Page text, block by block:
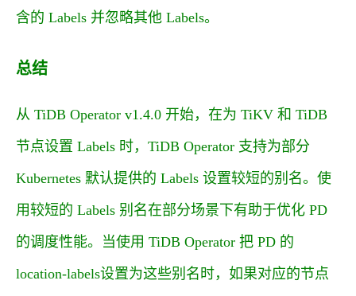
含的 Labels 并忽略其他 Labels。
总结
从 TiDB Operator v1.4.0 开始，在为 TiKV 和 TiDB
节点设置 Labels 时，TiDB Operator 支持为部分
Kubernetes 默认提供的 Labels 设置较短的别名。使
用较短的 Labels 别名在部分场景下有助于优化 PD
的调度性能。当使用 TiDB Operator 把 PD 的
location-labels设置为这些别名时，如果对应的节点